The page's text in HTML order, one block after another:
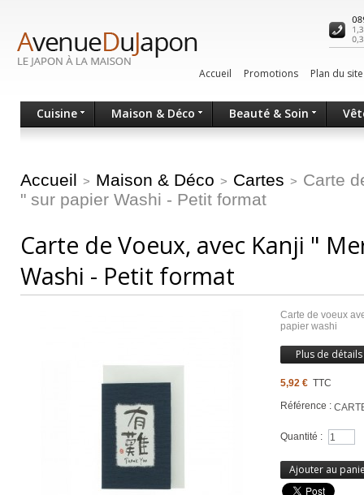
Accueil Promotions Plan du site
Cuisine Maison & Déco Beauté & Soin
Accueil > Maison & Déco > Cartes > Carte
" sur papier Washi - Petit format
Carte de Voeux, avec Kanji "
Washi - Petit format
Carte de voeux
papier washi
Plus de détails
5,92 € TTC
Référence :
Quantité :
Ajouter au